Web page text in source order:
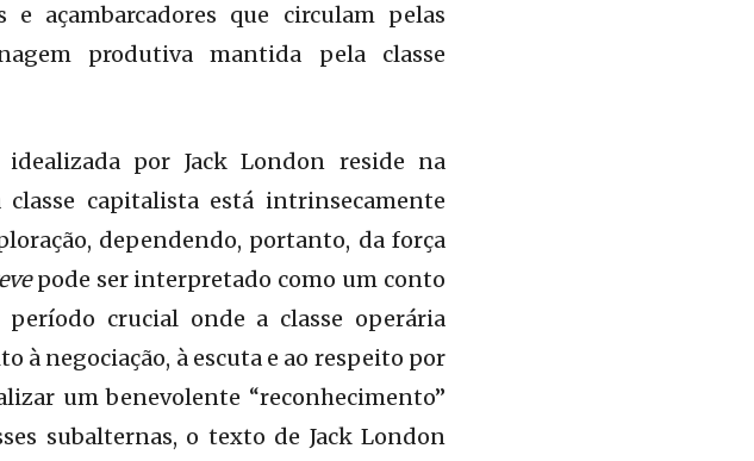
açambarcadores que circulam pelas
produtiva mantida pela classe
por Jack London reside na
capitalista está intrinsecamente
dependendo, portanto, da força
pode ser interpretado como um conto
crucial onde a classe operária
à negociação, à escuta e ao respeito por
um benevolente “reconhecimento”
subalternas, o texto de Jack London